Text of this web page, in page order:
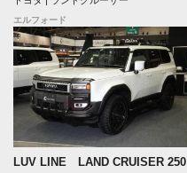
エルフォード
LUV LINE LAND CRUISER 250